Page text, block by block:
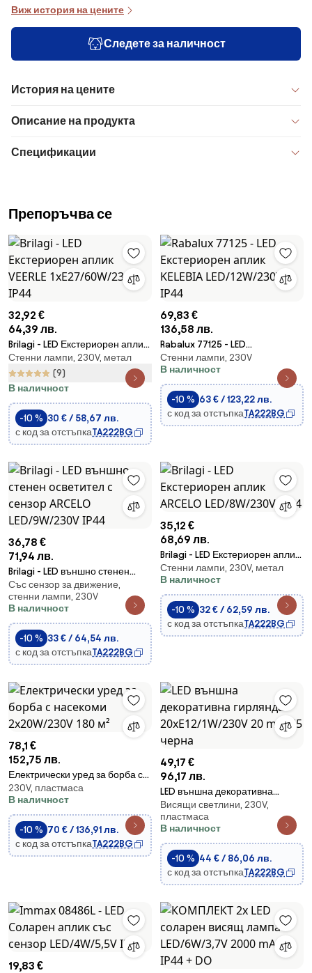
Виж история на цените
Следете за наличност
История на цените
Описание на продукта
Спецификации
Препоръчва се
32,92 €
64,39 лв.
Brilagi - LED Екстериорен аплик
VEERLE 1xE27/60W/230V IP44
Стенни лампи, 230V, метал
(9)
В наличност
-10 % 30 € / 58,67 лв.
с код за отстъпкаTA222BG
69,83 €
136,58 лв.
Rabalux 77125 - LED
Екстериорен аплик KELEBIA
LED/12W/230V IP44
Стенни лампи, 230V
В наличност
-10 % 63 € / 123,22 лв.
с код за отстъпкаTA222BG
36,78 €
71,94 лв.
Brilagi - LED външно стенен
осветител с сензор ARCELO
LED/9W/230V IP44
Със сензор за движение,
стенни лампи, 230V
В наличност
-10 % 33 € / 64,54 лв.
с код за отстъпкаTA222BG
35,12 €
68,69 лв.
Brilagi - LED Екстериорен аплик
ARCELO LED/8W/230V IP54
Стенни лампи, 230V, метал
В наличност
-10 % 32 € / 62,59 лв.
с код за отстъпкаTA222BG
78,1 €
152,75 лв.
Електрически уред за борба с
насекоми 2x20W/230V 180 м²
230V, пластмаса
В наличност
-10 % 70 € / 136,91 лв.
с код за отстъпкаTA222BG
49,17 €
96,17 лв.
LED външна декоративна
гирлянда 20xE12/1W/230V 20 m
IP65 черна
Висящи светлини, 230V,
пластмаса
В наличност
-10 % 44 € / 86,06 лв.
с код за отстъпкаTA222BG
19,83 €